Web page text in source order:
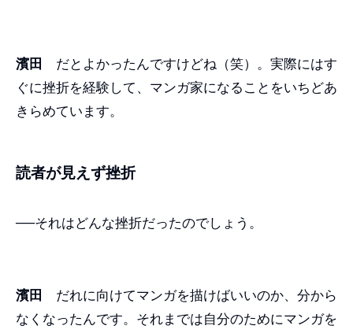
濱田
だとよかったんですけどね（笑）。実際にはす
ぐに挫折を経験して、マンガ家になることをいちどあ
きらめています。
読者が見えず挫折
──それはどんな挫折だったのでしょう。
濱田
だれに向けてマンガを描けばいいのか、分から
なくなったんです。それまでは自分のためにマンガを